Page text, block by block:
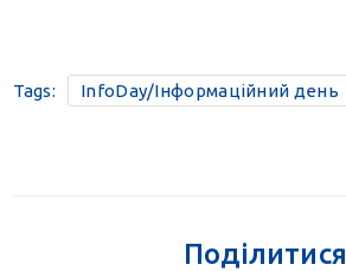
Tags: InfoDay/Інформаційний день
Поділитися